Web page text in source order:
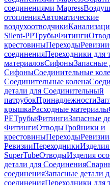
соединениями Mapress
отопленияАвтоматические
воздухоотводчики
Silent-PPТрубыФитинги
крестовиныПереходыРевизии
соединенияПереходники для
материаловСифоныЗапасные
СифоныСоединительные
Соединительные колена
детали для Соединительный
патрубокПринадлежности
крышкаРасходные материалы
PEТрубыФитингиЗапасные
ФитингиОтводыТройники и
крестовиныПереходыРевизии
РевизииПереходники
SuperTubeОтводыИзделия
детали для Соединения
соединенияЗапасные детали
соединенияПереходники для